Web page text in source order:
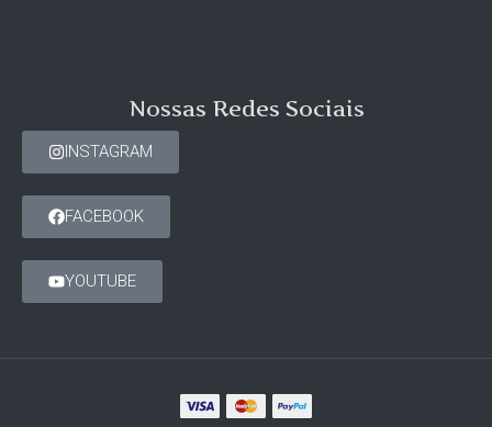
Nossas Redes Sociais
INSTAGRAM
FACEBOOK
YOUTUBE